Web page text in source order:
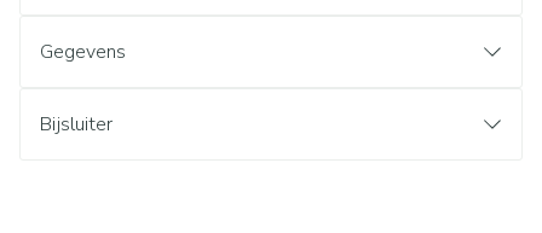
Gegevens
Bijsluiter